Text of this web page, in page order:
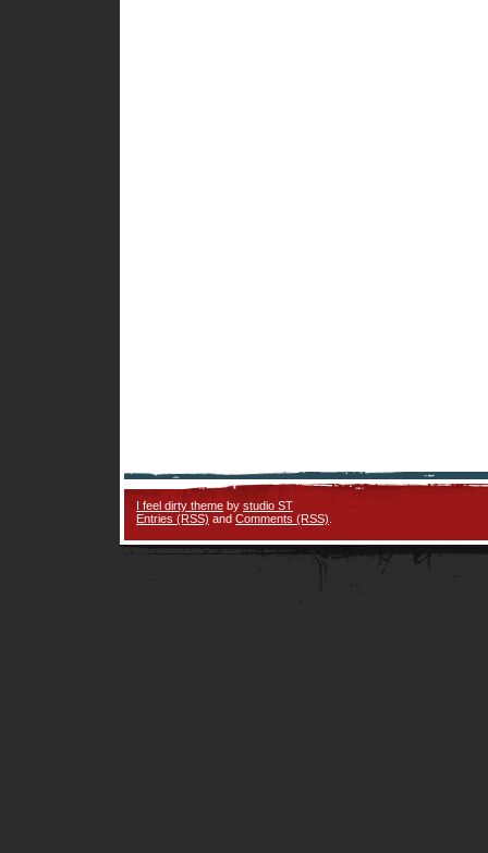
I feel dirty theme by studio ST
Entries (RSS) and Comments (RSS)